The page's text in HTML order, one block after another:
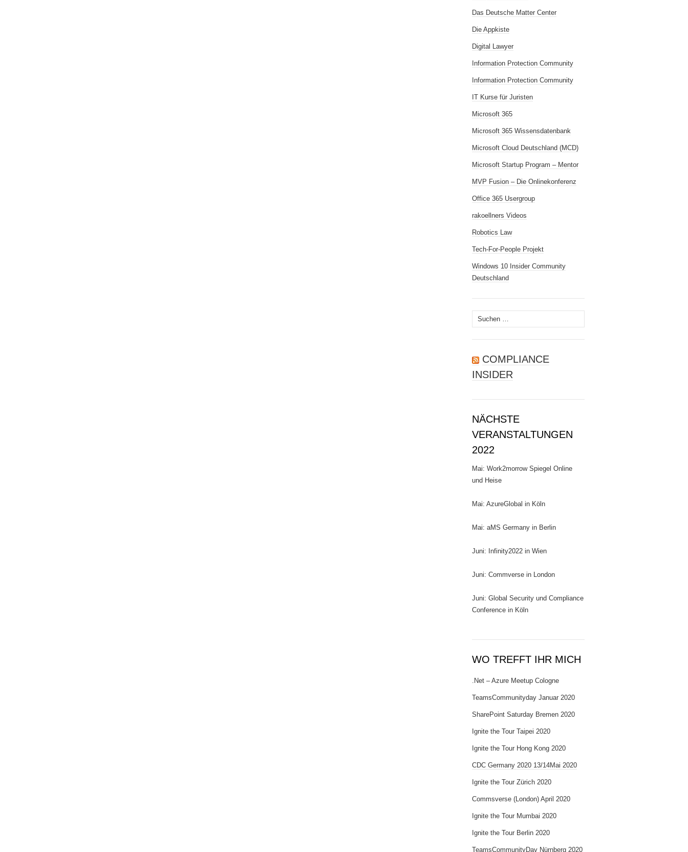
Das Deutsche Matter Center
Die Appkiste
Digital Lawyer
Information Protection Community
Information Protection Community
IT Kurse für Juristen
Microsoft 365
Microsoft 365 Wissensdatenbank
Microsoft Cloud Deutschland (MCD)
Microsoft Startup Program – Mentor
MVP Fusion – Die Onlinekonferenz
Office 365 Usergroup
rakoellners Videos
Robotics Law
Tech-For-People Projekt
Windows 10 Insider Community
Deutschland
Suchen
nach:
COMPLIANCE
INSIDER
NÄCHSTE
VERANSTALTUNGEN
2022
Mai: Work2morrow Spiegel Online
und Heise
Mai: AzureGlobal in Köln
Mai: aMS Germany in Berlin
Juni: Infinity2022 in Wien
Juni: Commverse in London
Juni: Global Security und Compliance
Conference in Köln
WO TREFFT IHR MICH
.Net – Azure Meetup Cologne
TeamsCommunityday Januar 2020
SharePoint Saturday Bremen 2020
Ignite the Tour Taipei 2020
Ignite the Tour Hong Kong 2020
CDC Germany 2020 13/14Mai 2020
Ignite the Tour Zürich 2020
Commsverse (London) April 2020
Ignite the Tour Mumbai 2020
Ignite the Tour Berlin 2020
TeamsCommunityDay Nürnberg 2020